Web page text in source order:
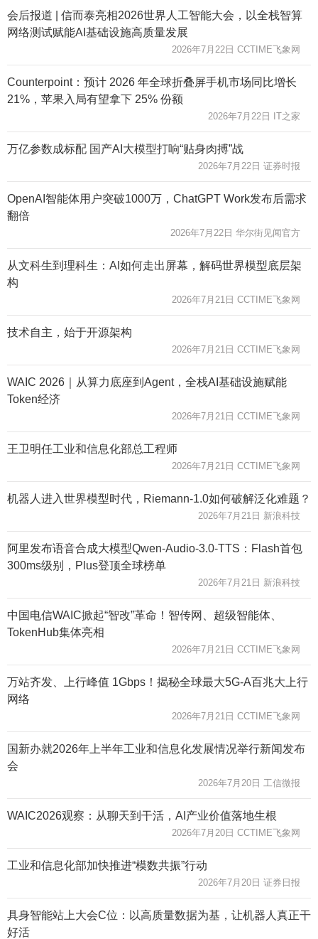
会后报道 | 信而泰亮相2026世界人工智能大会，以全栈智算
网络测试赋能AI基础设施高质量发展
2026年7月22日 CCTIME飞象网
Counterpoint：预计 2026 年全球折叠屏手机市场同比增长
21%，苹果入局有望拿下 25% 份额
2026年7月22日 IT之家
万亿参数成标配 国产AI大模型打响“贴身肉搏”战
2026年7月22日 证券时报
OpenAI智能体用户突破1000万，ChatGPT Work发布后需求
翻倍
2026年7月22日 华尔街见闻官方
从文科生到理科生：AI如何走出屏幕，解码世界模型底层架
构
2026年7月21日 CCTIME飞象网
技术自主，始于开源架构
2026年7月21日 CCTIME飞象网
WAIC 2026｜从算力底座到Agent，全栈AI基础设施赋能
Token经济
2026年7月21日 CCTIME飞象网
王卫明任工业和信息化部总工程师
2026年7月21日 CCTIME飞象网
机器人进入世界模型时代，Riemann-1.0如何破解泛化难题？
2026年7月21日 新浪科技
阿里发布语音合成大模型Qwen-Audio-3.0-TTS：Flash首包
300ms级别，Plus登顶全球榜单
2026年7月21日 新浪科技
中国电信WAIC掀起“智改”革命！智传网、超级智能体、
TokenHub集体亮相
2026年7月21日 CCTIME飞象网
万站齐发、上行峰值 1Gbps！揭秘全球最大5G-A百兆大上行
网络
2026年7月21日 CCTIME飞象网
国新办就2026年上半年工业和信息化发展情况举行新闻发布
会
2026年7月20日 工信微报
WAIC2026观察：从聊天到干活，AI产业价值落地生根
2026年7月20日 CCTIME飞象网
工业和信息化部加快推进“模数共振”行动
2026年7月20日 证券日报
具身智能站上大会C位：以高质量数据为基，让机器人真正干
好活